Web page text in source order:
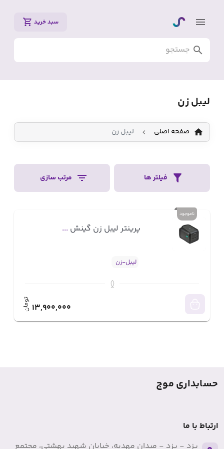
سبد خرید
لیبل زن
صفحه اصلی لیبل زن
فیلتر ها مرتب سازی
ناموجود
پرینتر لیبل زن گینش ...
لیبل-زن
13,900,000 تومان
حسابداری موج
ارتباط با ما
یزد - یزد - میدان مهدیه، خیابان شهید بهشتی، مجتمع